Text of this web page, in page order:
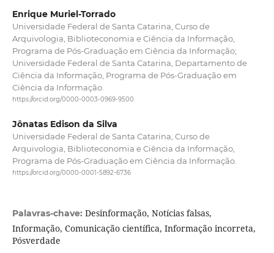
Enrique Muriel-Torrado
Universidade Federal de Santa Catarina, Curso de
Arquivologia, Biblioteconomia e Ciência da Informação,
Programa de Pós-Graduação em Ciência da Informação;
Universidade Federal de Santa Catarina, Departamento de
Ciência da Informação, Programa de Pós-Graduação em
Ciência da Informação.
https://orcid.org/0000-0003-0969-9500
Jônatas Edison da Silva
Universidade Federal de Santa Catarina, Curso de
Arquivologia, Biblioteconomia e Ciência da Informação,
Programa de Pós-Graduação em Ciência da Informação.
https://orcid.org/0000-0001-5892-6736
Palavras-chave: Desinformação, Notícias falsas,
Informação, Comunicação científica, Informação incorreta,
Pósverdade